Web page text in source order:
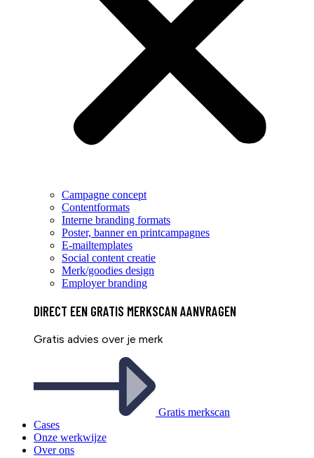
Campagne concept
Contentformats
Interne branding formats
Poster, banner en printcampagnes
E-mailtemplates
Social content creatie
Merk/goodies design
Employer branding
DIRECT EEN GRATIS MERKSCAN AANVRAGEN
Gratis advies over je merk
Gratis merkscan
Cases
Onze werkwijze
Over ons